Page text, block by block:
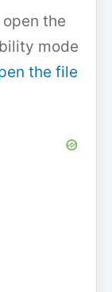
the
mode
the file